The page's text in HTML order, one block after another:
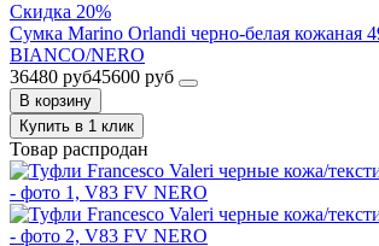
Скидка 20%
Сумка Marino Orlandi черно-белая кожаная
BIANCO/NERO
36480 руб45600 руб
В корзину
Купить в 1 клик
Товар распродан